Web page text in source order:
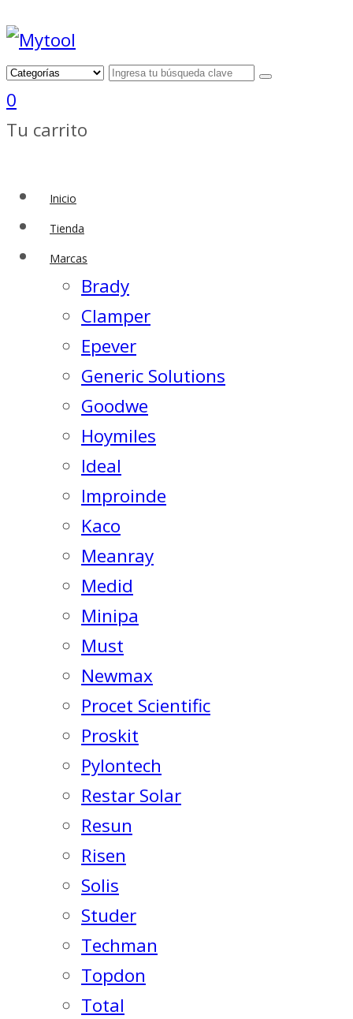
0
Tu carrito
Inicio
Tienda
Marcas
Brady
Clamper
Epever
Generic Solutions
Goodwe
Hoymiles
Ideal
Improinde
Kaco
Meanray
Medid
Minipa
Must
Newmax
Procet Scientific
Proskit
Pylontech
Restar Solar
Resun
Risen
Solis
Studer
Techman
Topdon
Total